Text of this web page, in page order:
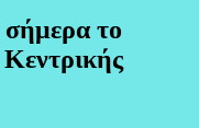
σήμερα το